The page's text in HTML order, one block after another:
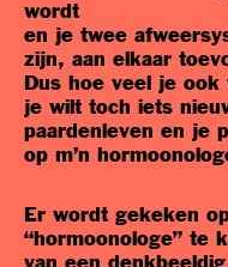
wordt
en je twee
zijn, aan elkaar
Dus hoe veel je
je wilt toch iets
paardenleven en je
op m’n
Er wordt gekeken
“hormoonologe” te